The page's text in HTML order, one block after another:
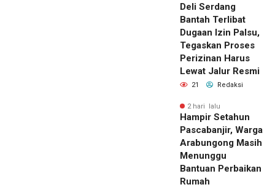
Deli Serdang
Bantah Terlibat
Dugaan Izin Palsu,
Tegaskan Proses
Perizinan Harus
Lewat Jalur Resmi
21 Redaksi
2 hari lalu
Hampir Setahun
Pascabanjir, Warga
Arabungong Masih
Menunggu
Bantuan Perbaikan
Rumah